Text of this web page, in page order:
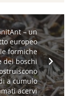
– un
europeo
formiche
dei boschi
a cumulo
acervi